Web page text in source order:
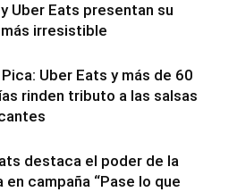
Uber Eats presentan su
irresistible
Uber Eats y más de 60
rinden tributo a las salsas
destaca el poder de la
en campaña “Pase lo que